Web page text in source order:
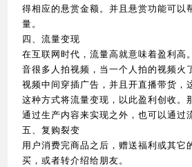
得相应的悬赏金额。并且悬赏功能可以
量。
四、流量变现
在互联网时代，流量高就意味着盈利高
音很多人拍视频，当一个人拍的视频火
视频中间穿插广告，并且开直播带货，
这种方式将流量变现，以此盈利创收。
通过生产内容来实现之外，也可以通过
五、复购裂变
用户消费完商品之后，赠送福利或其它
买，或者转介绍给朋友。